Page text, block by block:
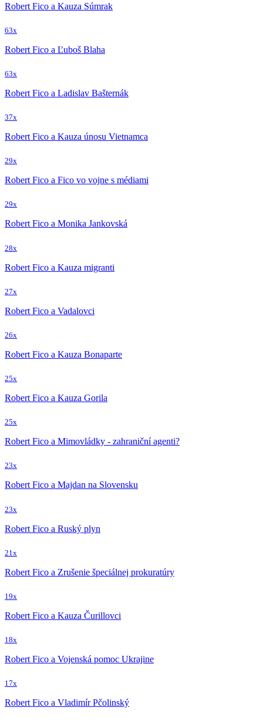
Robert Fico a Kauza Súmrak
63x
Robert Fico a Ľuboš Blaha
63x
Robert Fico a Ladislav Bašternák
37x
Robert Fico a Kauza únosu Vietnamca
29x
Robert Fico a Fico vo vojne s médiami
29x
Robert Fico a Monika Jankovská
28x
Robert Fico a Kauza migranti
27x
Robert Fico a Vadalovci
26x
Robert Fico a Kauza Bonaparte
25x
Robert Fico a Kauza Gorila
25x
Robert Fico a Mimovládky - zahraniční agenti?
23x
Robert Fico a Majdan na Slovensku
23x
Robert Fico a Ruský plyn
21x
Robert Fico a Zrušenie špeciálnej prokuratúry
19x
Robert Fico a Kauza Čurillovci
18x
Robert Fico a Vojenská pomoc Ukrajine
17x
Robert Fico a Vladimír Pčolinský